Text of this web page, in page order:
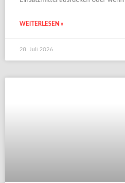
WEITERLESEN »
28. Juli 2026